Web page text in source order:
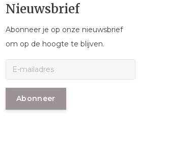
Nieuwsbrief
Abonneer je op onze nieuwsbrief
om op de hoogte te blijven.
Abonneer